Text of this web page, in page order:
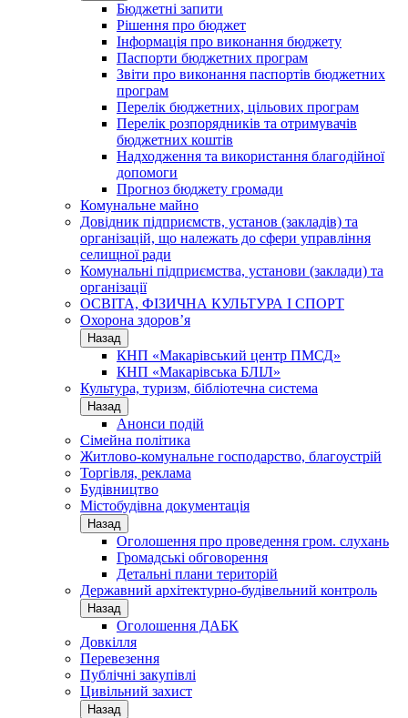
Бюджетні запити
Рішення про бюджет
Інформація про виконання бюджету
Паспорти бюджетних програм
Звіти про виконання паспортів бюджетних
програм
Перелік бюджетних, цільових програм
Перелік розпорядників та отримувачів
бюджетних коштів
Надходження та використання благодійної
допомоги
Прогноз бюджету громади
Комунальне майно
Довідник підприємств, установ (закладів) та
організацій, що належать до сфери управління
селищної ради
Комунальні підприємства, установи (заклади) та
організації
ОСВІТА, ФІЗИЧНА КУЛЬТУРА І СПОРТ
Охорона здоров’я
Назад
КНП «Макарівський центр ПМСД»
КНП «Макарівська БЛІЛ»
Культура, туризм, бібліотечна система
Назад
Анонси подій
Сімейна політика
Житлово-комунальне господарство, благоустрій
Торгівля, реклама
Будівництво
Містобудівна документація
Назад
Оголошення про проведення гром. слухань
Громадські обговорення
Детальні плани територій
Державний архітектурно-будівельний контроль
Назад
Оголошення ДАБК
Довкілля
Перевезення
Публічні закупівлі
Цивільний захист
Назад